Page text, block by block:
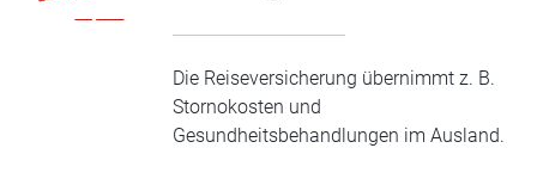
Die Reiseversicherung übernimmt z. B.
Stornokosten und
Gesundheitsbehandlungen im Ausland.